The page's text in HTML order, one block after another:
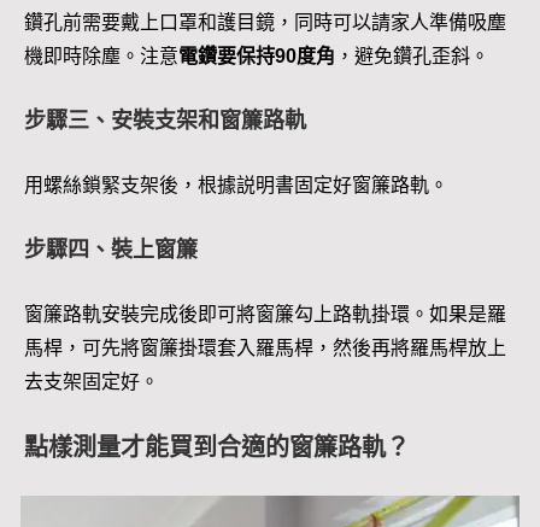
鑽孔前需要戴上口罩和護目鏡，同時可以請家人準備吸塵
機即時除塵。注意電鑽要保持90度角 ，避免鑽孔歪斜。
步驟三、安裝支架和窗簾路軌
用螺絲鎖緊支架後，根據説明書固定好窗簾路軌。
步驟四、裝上窗簾
窗簾路軌安裝完成後即可將窗簾勾上路軌掛環。如果是羅
馬桿，可先將窗簾掛環套入羅馬桿，然後再將羅馬桿放上
去支架固定好。
點樣測量才能買到合適的窗簾路軌？